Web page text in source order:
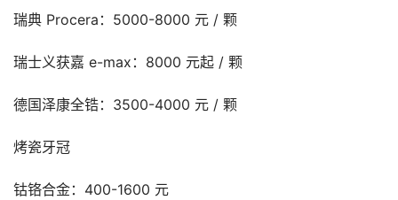
瑞典 Procera：5000-8000 元 / 颗
瑞士义获嘉 e-max：8000 元起 / 颗
德国泽康全锆：3500-4000 元 / 颗
烤瓷牙冠
钴铬合金：400-1600 元